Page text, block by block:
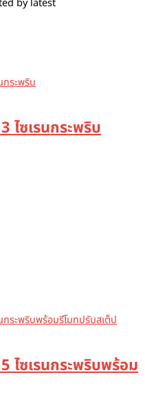
by latest
ไซเรนกระพริบ
ไซเรนกระพริบพร้อม